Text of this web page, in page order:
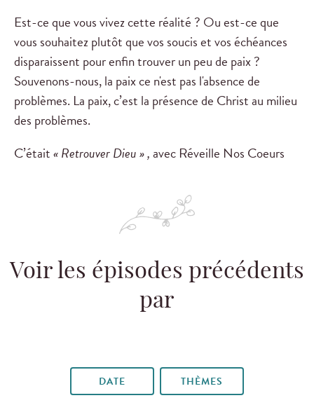
Est-ce que vous vivez cette réalité ? Ou est-ce que
vous souhaitez plutôt que vos soucis et vos échéances
disparaissent pour enfin trouver un peu de paix ?
Souvenons-nous, la paix ce n'est pas l'absence de
problèmes. La paix, c’est la présence de Christ au milieu
des problèmes.
C’était« Retrouver Dieu » ,avec Réveille Nos Coeurs
Voir les épisodes précédents
par
DATE THÈMES